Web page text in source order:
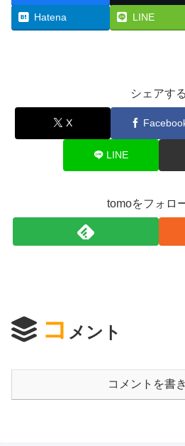
Hatena LINE
シェアする
X
LINE
tomoをフォロ
コ メント
コメントを書